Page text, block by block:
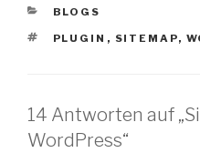
KATEGORIEN
BLOGS
SCHLAGWÖRTER
PLUGIN , SITEMAP,
14 Antworten auf
WordPress“